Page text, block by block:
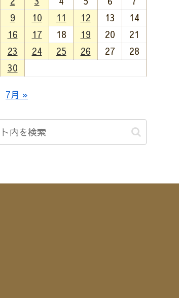
9 10 11 12 13
14
16 17 18 19 20
21
23 24 25 26 27
28
30
7月 »